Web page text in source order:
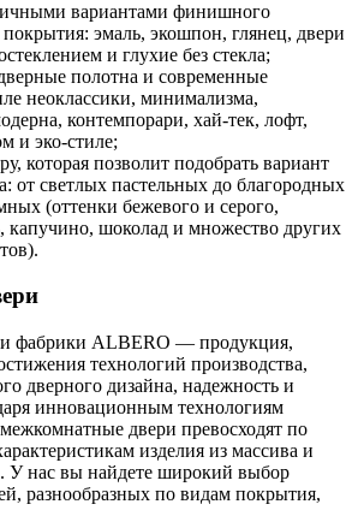
вариантами финишного
покрытия: эмаль, экошпон, глянец, двери
и глухие без стекла;
полотна и современные
неоклассики, минимализма,
контемпорари, хай-тек, лофт,
и эко-стиле;
которая позволит подобрать вариант
от светлых пастельных до благородных
(оттенки бежевого и серого,
капучино, шоколад и множество других
фабрики ALBERO — продукция,
технологий производства,
дверного дизайна, надежность и
инновационным технологиям
двери превосходят по
изделия из массива и
У нас вы найдете широкий выбор
разнообразных по видам покрытия,